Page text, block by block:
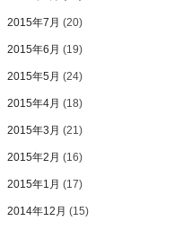
2015年7月 (20)
2015年6月 (19)
2015年5月 (24)
2015年4月 (18)
2015年3月 (21)
2015年2月 (16)
2015年1月 (17)
2014年12月 (15)